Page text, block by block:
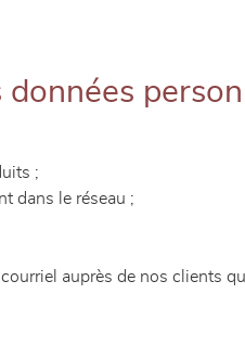
;
dans le réseau ;
auprès de nos clients